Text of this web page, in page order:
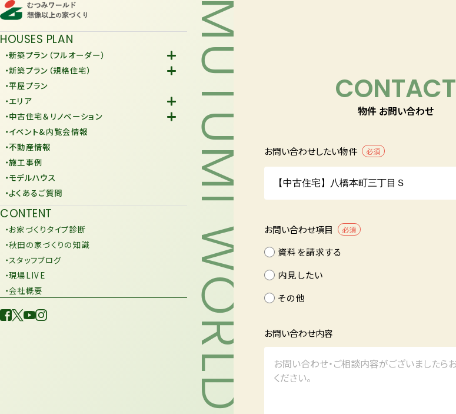
HOUSES PLAN
・新築プラン（フルオーダー）
-Fiore
・新築プラン（規格住宅）
-規格住宅
-KURAFIT
-JiU
・平屋プラン
・エリア
-潟上市
-由利本荘市
・中古住宅＆リノベーション
-中古住宅
-リノベーション
・イベント&内覧会情報
・不動産情報
・施工事例
・モデルハウス
・よくあるご質問
CONTENT
・お家づくりタイプ診断
・秋田の家づくりの知識
・スタッフブログ
・現場LIVE
・会社概要
MUTUMI WORLD CONTACT
物件 お問い合わせ
お問い合わせしたい物件 必須
お問い合わせ項目 必須
資料を請求する
内見したい
その他
お問い合わせ内容